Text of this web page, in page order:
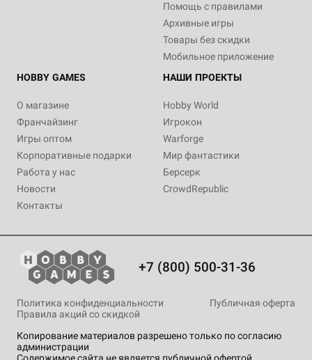
Помощь с правилами
Архивные игры
Товары без скидки
Мобильное приложение
HOBBY GAMES
О магазине
Франчайзинг
Игры оптом
Корпоративные подарки
Работа у нас
Новости
Контакты
НАШИ ПРОЕКТЫ
Hobby World
Игрокон
Warforge
Мир фантастики
Берсерк
CrowdRepublic
+7 (800) 500-31-36
Копирование материалов разрешено только по согласию
администрации
Политика конфиденциальности
Публичная оферта
Правила акций со скидкой